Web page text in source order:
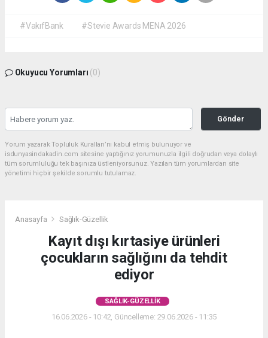
#VakıfBank #Stevie Awards MENA 2026
Okuyucu Yorumları (0)
Gönder
Yorum yazarak Topluluk Kuralları’nı kabul etmiş bulunuyor ve
isdunyasindakadin.com sitesine yaptığınız yorumunuzla ilgili doğrudan veya dolaylı
tüm sorumluluğu tek başınıza üstleniyorsunuz. Yazılan tüm yorumlardan site
yönetimi hiçbir şekilde sorumlu tutulamaz.
Anasayfa Sağlık-Güzellik
Kayıt dışı kırtasiye ürünleri
çocukların sağlığını da tehdit
ediyor
SAĞLIK-GÜZELLIK
16.06.2026 - 10:42, Güncelleme: 29.06.2026 - 11:35